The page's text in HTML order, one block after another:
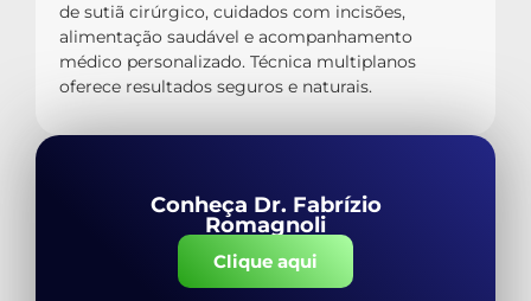
de sutiã cirúrgico, cuidados com incisões,
alimentação saudável e acompanhamento
médico personalizado. Técnica multiplanos
oferece resultados seguros e naturais.
Conheça Dr. Fabrízio
Romagnoli
Clique aqui